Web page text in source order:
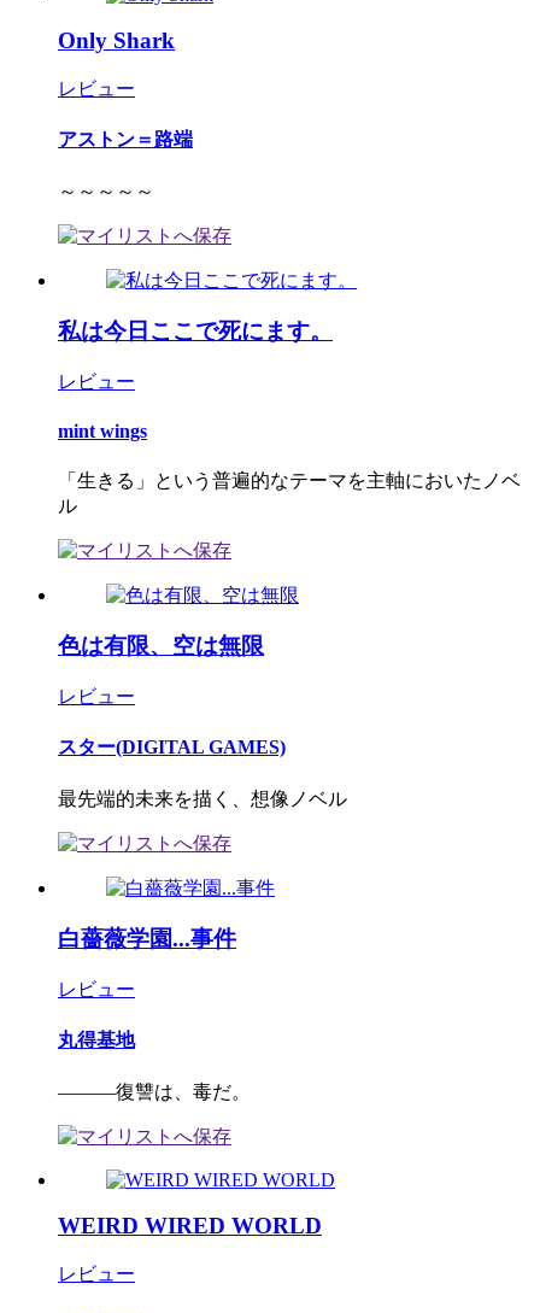
Only Shark
レビュー
アストン＝路端
～～～～～
私は今日ここで死にます。
レビュー
mint wings
「生きる」という普遍的なテーマを主軸においたノベ
ル
色は有限、空は無限
レビュー
スター(DIGITAL GAMES)
最先端的未来を描く、想像ノベル
白薔薇学園...事件
レビュー
丸得基地
―――復讐は、毒だ。
WEIRD WIRED WORLD
レビュー